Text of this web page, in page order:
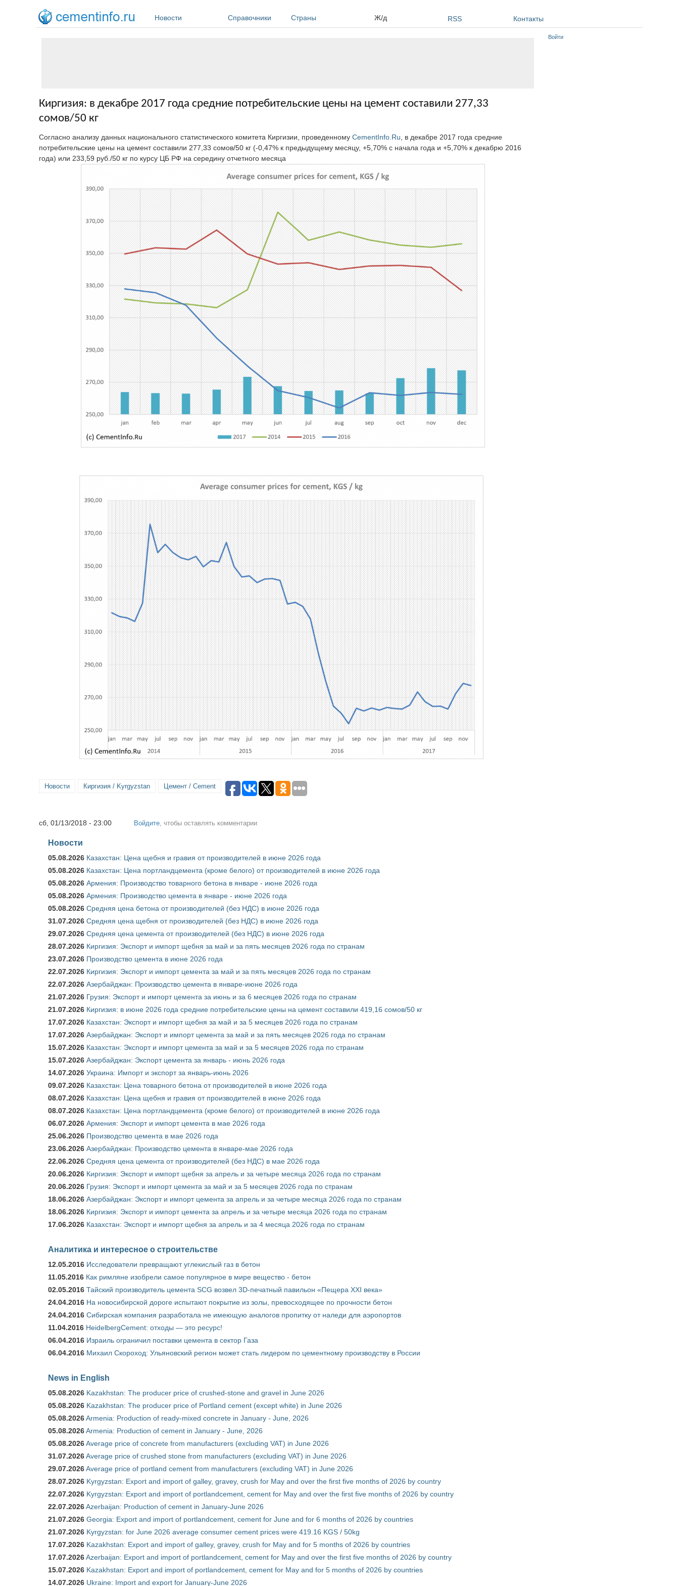
Новости
Справочники Страны Ж/д RSS Контакты
Киргизия: в декабре 2017 года средние потребительские цены на цемент составили 277,33
сомов/50 кг
Согласно анализу данных национального статистического комитета Киргизии, проведенному CementInfo.Ru , в декабре 2017 года средние
потребительские цены на цемент составили 277,33 сомов/50 кг (-0,47% к предыдущему месяцу, +5,70% с начала года и +5,70% к декабрю 2016
года) или 233,59 руб./50 кг по курсу ЦБ РФ на середину отчетного месяца
Новости Киргизия / Kyrgyzstan Цемент / Cement
сб, 01/13/2018 - 23:00 Войдите , чтобы оставлять комментарии
Новости
05.08.2026 Казахстан: Цена щебня и гравия от производителей в июне 2026 года
05.08.2026 Казахстан: Цена портландцемента (кроме белого) от производителей в июне 2026 года
05.08.2026 Армения: Производство товарного бетона в январе - июне 2026 года
05.08.2026 Армения: Производство цемента в январе - июне 2026 года
05.08.2026 Средняя цена бетона от производителей (без НДС) в июне 2026 года
31.07.2026 Средняя цена щебня от производителей (без НДС) в июне 2026 года
29.07.2026 Средняя цена цемента от производителей (без НДС) в июне 2026 года
28.07.2026 Киргизия: Экспорт и импорт щебня за май и за пять месяцев 2026 года по странам
23.07.2026 Производство цемента в июне 2026 года
22.07.2026 Киргизия: Экспорт и импорт цемента за май и за пять месяцев 2026 года по странам
22.07.2026 Азербайджан: Производство цемента в январе-июне 2026 года
21.07.2026 Грузия: Экспорт и импорт цемента за июнь и за 6 месяцев 2026 года по странам
21.07.2026 Киргизия: в июне 2026 года средние потребительские цены на цемент составили 419,16 сомов/50 кг
17.07.2026 Казахстан: Экспорт и импорт щебня за май и за 5 месяцев 2026 года по странам
17.07.2026 Азербайджан: Экспорт и импорт цемента за май и за пять месяцев 2026 года по странам
15.07.2026 Казахстан: Экспорт и импорт цемента за май и за 5 месяцев 2026 года по странам
15.07.2026 Азербайджан: Экспорт цемента за январь - июнь 2026 года
14.07.2026 Украина: Импорт и экспорт за январь-июнь 2026
09.07.2026 Казахстан: Цена товарного бетона от производителей в июне 2026 года
08.07.2026 Казахстан: Цена щебня и гравия от производителей в июне 2026 года
08.07.2026 Казахстан: Цена портландцемента (кроме белого) от производителей в июне 2026 года
06.07.2026 Армения: Экспорт и импорт цемента в мае 2026 года
25.06.2026 Производство цемента в мае 2026 года
23.06.2026 Азербайджан: Производство цемента в январе-мае 2026 года
22.06.2026 Средняя цена цемента от производителей (без НДС) в мае 2026 года
20.06.2026 Киргизия: Экспорт и импорт щебня за апрель и за четыре месяца 2026 года по странам
20.06.2026 Грузия: Экспорт и импорт цемента за май и за 5 месяцев 2026 года по странам
18.06.2026 Азербайджан: Экспорт и импорт цемента за апрель и за четыре месяца 2026 года по странам
18.06.2026 Киргизия: Экспорт и импорт цемента за апрель и за четыре месяца 2026 года по странам
17.06.2026 Казахстан: Экспорт и импорт щебня за апрель и за 4 месяца 2026 года по странам
Аналитика и интересное о строительстве
12.05.2016 Исследователи превращают углекислый газ в бетон
11.05.2016 Как римляне изобрели самое популярное в мире вещество - бетон
02.05.2016 Тайский производитель цемента SCG возвел 3D-печатный павильон «Пещера XXI века»
24.04.2016 На новосибирской дороге испытают покрытие из золы, превосходящее по прочности бетон
24.04.2016 Сибирская компания разработала не имеющую аналогов пропитку от наледи для аэропортов
11.04.2016 HeidelbergCement: отходы — это ресурс!
06.04.2016 Израиль ограничил поставки цемента в сектор Газа
06.04.2016 Михаил Скороход: Ульяновский регион может стать лидером по цементному производству в России
News in English
05.08.2026 Kazakhstan: The producer price of crushed-stone and gravel in June 2026
05.08.2026 Kazakhstan: The producer price of Portland cement (except white) in June 2026
05.08.2026Armenia: Production of ready-mixed concrete in January - June, 2026
05.08.2026Armenia: Production of cement in January - June, 2026
05.08.2026Average price of concrete from manufacturers (excluding VAT) in June 2026
31.07.2026Average price of crushed stone from manufacturers (excluding VAT) in June 2026
29.07.2026Average price of portland cement from manufacturers (excluding VAT) in June 2026
28.07.2026 Kyrgyzstan: Export and import of galley, gravey, crush for May and over the first five months of 2026 by country
22.07.2026 Kyrgyzstan: Export and import of portlandcement, cement for May and over the first five months of 2026 by country
22.07.2026Azerbaijan: Production of cement in January-June 2026
21.07.2026 Georgia: Export and import of portlandcement, cement for June and for 6 months of 2026 by countries
21.07.2026 Kyrgyzstan: for June 2026 average consumer cement prices were 419.16 KGS / 50kg
17.07.2026 Kazakhstan: Export and import of galley, gravey, crush for May and for 5 months of 2026 by countries
17.07.2026Azerbaijan: Export and import of portlandcement, cement for May and over the first five months of 2026 by country
15.07.2026 Kazakhstan: Export and import of portlandcement, cement for May and for 5 months of 2026 by countries
14.07.2026 Ukraine: Import and export for January-June 2026
Войти